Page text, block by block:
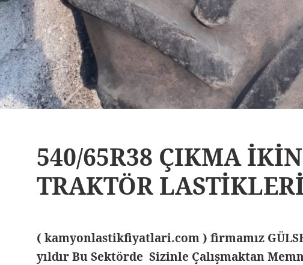
540/65R38 ÇIKMA
TRAKTÖR
( kamyonlastikfiyatlari.com ) firmamız
yıldır Bu Sektörde Sizinle Çalışmaktan